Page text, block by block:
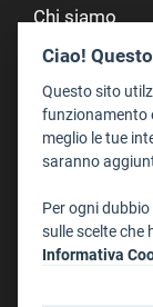
Chi siamo
Redazione
Staff
Format -
Trentino Film
Dove Siamo
Struttura di
Ciao!
Questo sito
funzionamento
meglio le tue
saranno
Per ogni
sulle scelte che
Informativa